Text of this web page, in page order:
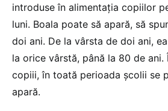
introduse în alimentația copiilor
luni. Boala poate să apară, să
doi ani. De la vârsta de doi ani,
la orice vârstă, până la 80 de ani.
copiii, în toată perioada școlii se
apară.